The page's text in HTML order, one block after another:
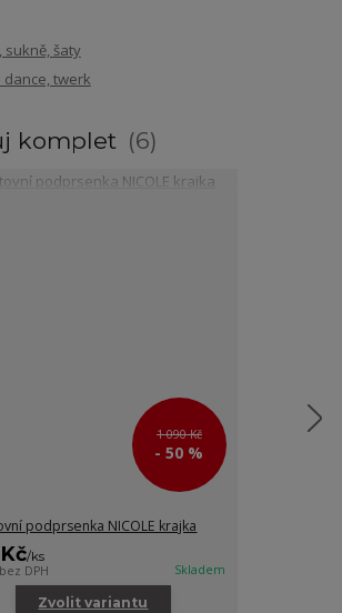
sukně, šaty
twerk
komplet 6
1 090 Kč
- 50 %
podprsenka NICOLE krajka
/ks
bez DPH Skladem
Zvolit variantu